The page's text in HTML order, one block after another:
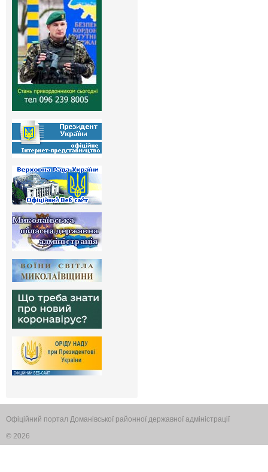
Офіційний портал Доманівської районної державної адміністрації
© 2026